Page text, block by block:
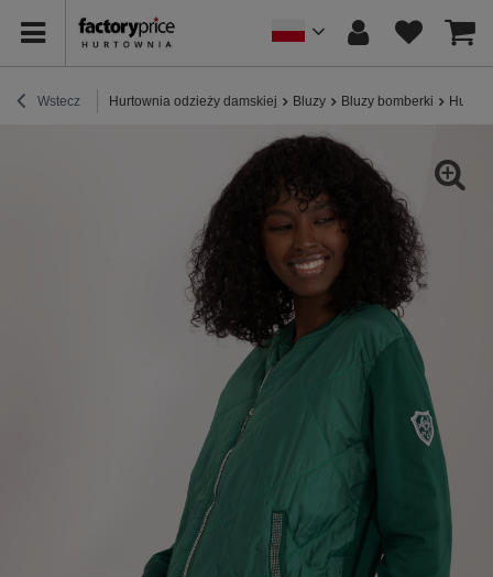
Wstecz Hurtownia odzieży damskiej Bluzy Bluzy bomberki Hurt